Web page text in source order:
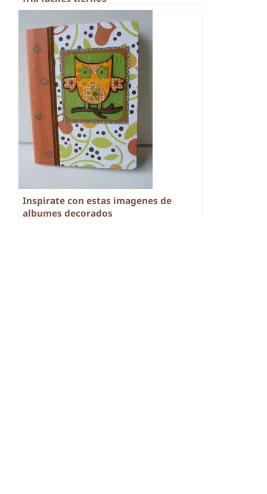
Inspirate con estas imagenes de
albumes decorados